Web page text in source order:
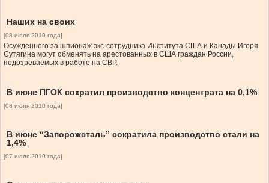
Наших на своих
[08 июля 2010 года]
Осужденного за шпионаж экс-сотрудника Института США и Канады Игоря
Сутягина могут обменять на арестованных в США граждан России,
подозреваемых в работе на СВР.
В июне ПГОК сократил производство концентрата на 0,1%
[08 июля 2010 года]
В июне “Запорожсталь” сократила производство стали на
1,4%
[07 июля 2010 года]